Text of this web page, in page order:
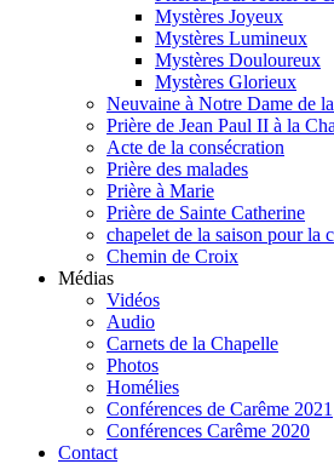
Mystères Joyeux
Mystères Lumineux
Mystères Douloureux
Mystères Glorieux
Neuvaine à Notre Dame de
Prière de Jean Paul II à la
Acte de la consécration
Prière des malades
Prière à Marie
Prière de Sainte Catherine
chapelet de la saison pour la
Chemin de Croix
Médias
Vidéos
Audio
Carnets de la Chapelle
Photos
Homélies
Conférences de Carême 2021
Conférences Carême 2020
Contact